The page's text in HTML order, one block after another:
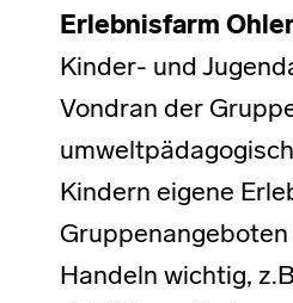
Erlebnisfarm
Kinder- und
Vondran der
Kindern eigene
Handeln wichtig,